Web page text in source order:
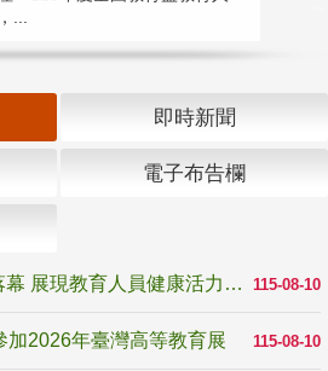
...
即時新聞
電子布告欄
115-08-10
教育盃球類錦標賽圓滿落幕 展現教育人員健康活力與團隊精神
115-08-10
2026年臺灣高等教育展